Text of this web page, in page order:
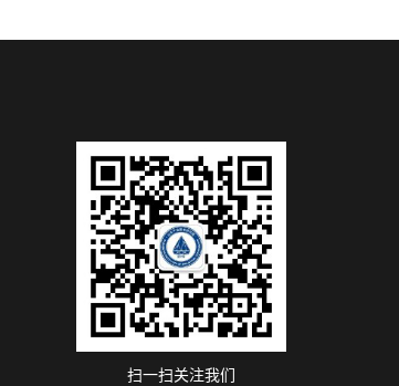
扫一扫关注我们